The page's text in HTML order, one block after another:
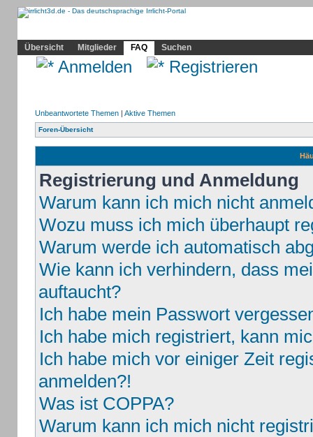
Übersicht
Mitglieder FAQ Suchen
Anmelden Registrieren
Unbeantwortete Themen| Aktive Themen
Foren-Übersicht
Registrierung und Anmeldung
Warum kann ich mich nicht
Wozu muss ich mich überhaupt
Warum werde ich automatisch
Wie kann ich verhindern, dass
auftaucht?
Ich habe mein Passwort
Ich habe mich registriert, kann
Ich habe mich vor einiger Zeit
anmelden?!
Was ist COPPA?
Warum kann ich mich nicht